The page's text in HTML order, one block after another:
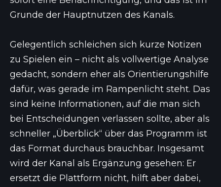
Grunde der Hauptnutzen des Kanals.
Gelegentlich schleichen sich kurze Notizen
zu Spielen ein – nicht als vollwertige Analyse
gedacht, sondern eher als Orientierungshilfe
dafür, was gerade im Rampenlicht steht. Das
sind keine Informationen, auf die man sich
bei Entscheidungen verlassen sollte, aber als
schneller „Überblick“ über das Programm ist
das Format durchaus brauchbar. Insgesamt
wird der Kanal als Ergänzung gesehen: Er
ersetzt die Plattform nicht, hilft aber dabei,